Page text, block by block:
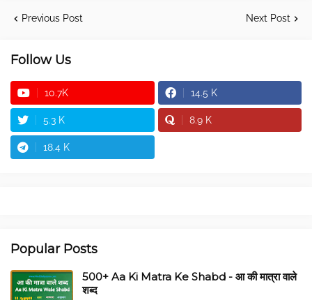
Previous Post Next Post
Follow Us
10.7K 14.5 K
5.3 K 8.9 K
18.4 K
Popular Posts
500+ Aa Ki Matra Ke Shabd - आ की मात्रा वाले
शब्द